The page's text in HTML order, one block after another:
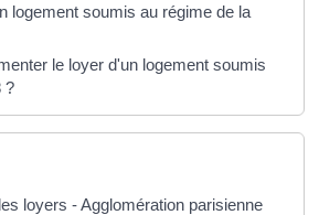
logement soumis au régime de la
le loyer d'un logement soumis
?
loyers - Agglomération parisienne